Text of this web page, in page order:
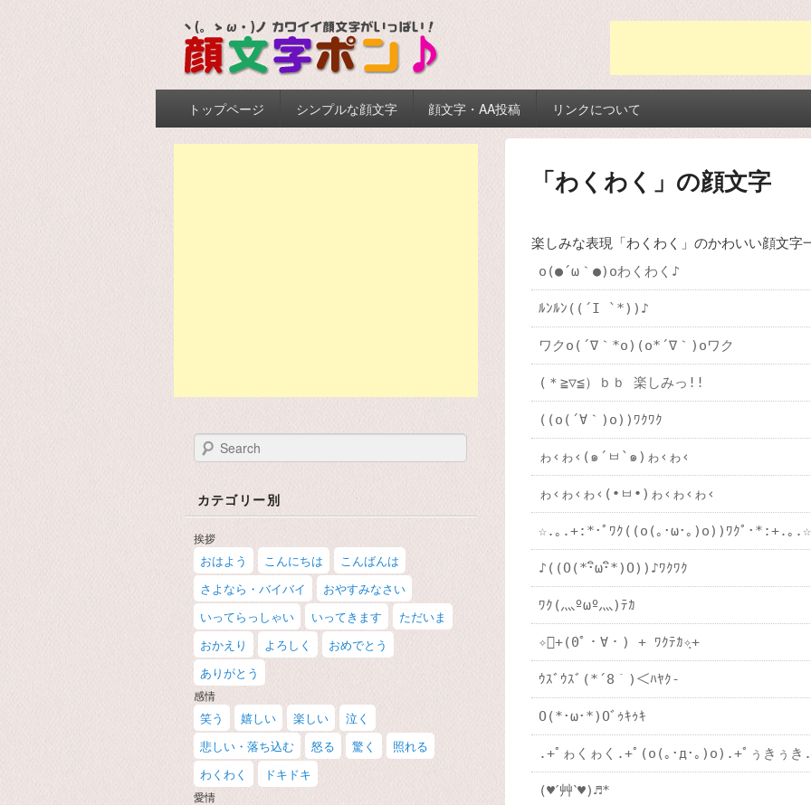
Primary menu
Skip to primary content
Skip to secondary content
トップページ シンプルな顔文字 顔文字・AA投稿 リンクについて
「わくわく」の顔文字
楽しみな表現「わくわく」のかわいい顔文字
o(●´ω｀●)oわくわく♪
ﾙﾝﾙﾝ((´I `*))♪
ワクo(´∇｀*o)(o*´∇｀)oワク
(＊≧▽≦）ｂｂ 楽しみっ!!
((o(´∀｀)o))ﾜｸﾜｸ
ゎ‹ゎ‹(๑´ㅂ`๑)ゎ‹ゎ‹
ゎ‹ゎ‹ゎ‹(•ㅂ•)ゎ‹ゎ‹ゎ‹
☆.｡.+:*･ﾟﾜｸ((o(｡･ω･｡)o))ﾜｸﾟ･*:+.｡.☆
♪((O(*･ิω･ิ*)O))♪ﾜｸﾜｸ
ﾜｸ(灬ºωº灬)ﾃｶ
✧ฺ+(0ﾟ・∀・) + ﾜｸﾃｶ✧ฺ+
ｳｽﾞｳｽﾞ(*´8｀)＜ﾊﾔｸ-
O(*･ω･*)Oﾞｩｷｩｷ
.+ﾟゎくゎく.+ﾟ(o(｡･д･｡)o).+ﾟぅきぅき
(♥ˊ艸ˋ♥)♬*
Search
カテゴリー別
挨拶
おはよう こんにちは
こんばんは
さよなら・バイバイ
おやすみなさい
いってらっしゃい
いってきます
ただいま
おかえり
よろしく
おめでとう
ありがとう
感情
笑う 嬉しい 楽しい
泣く
悲しい・落ち込む
怒る 驚く
照れる
わくわく
ドキドキ
愛情